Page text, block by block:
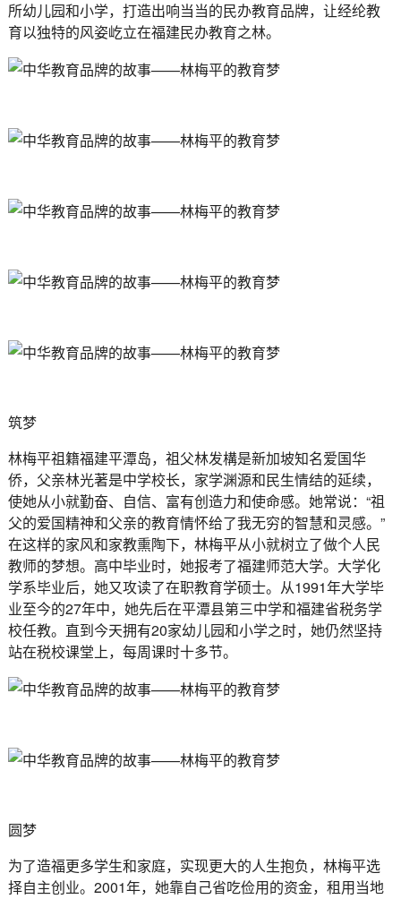
所幼儿园和小学，打造出响当当的民办教育品牌，让经纶教
育以独特的风姿屹立在福建民办教育之林。
筑梦
林梅平祖籍福建平潭岛，祖父林发構是新加坡知名爱国华
侨，父亲林光著是中学校长，家学渊源和民生情结的延续，
使她从小就勤奋、自信、富有创造力和使命感。她常说：“祖
父的爱国精神和父亲的教育情怀给了我无穷的智慧和灵感。”
在这样的家风和家教熏陶下，林梅平从小就树立了做个人民
教师的梦想。高中毕业时，她报考了福建师范大学。大学化
学系毕业后，她又攻读了在职教育学硕士。从1991年大学毕
业至今的27年中，她先后在平潭县第三中学和福建省税务学
校任教。直到今天拥有20家幼儿园和小学之时，她仍然坚持
站在税校课堂上，每周课时十多节。
圆梦
为了造福更多学生和家庭，实现更大的人生抱负，林梅平选
择自主创业。2001年，她靠自己省吃俭用的资金，租用当地